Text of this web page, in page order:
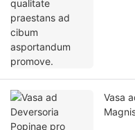
Vasa